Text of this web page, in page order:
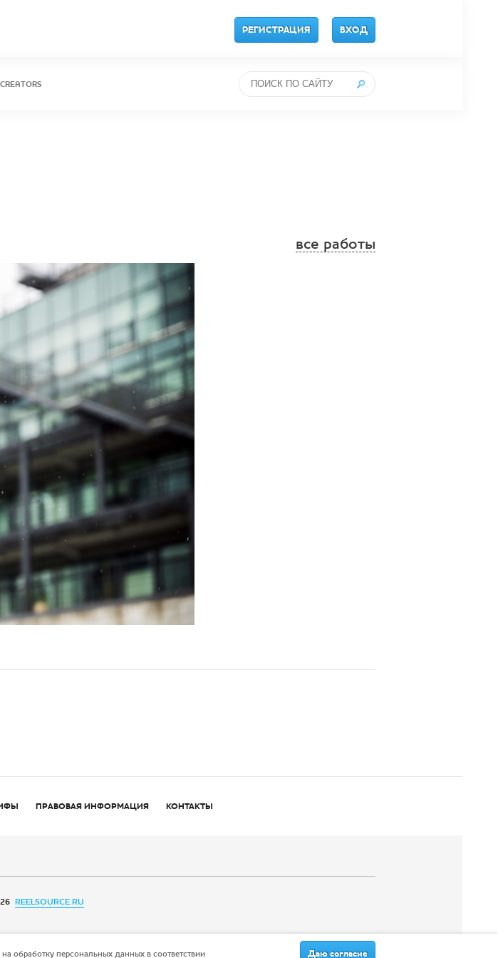
РЕГИСТРАЦИЯ ВХОД
все работы
ПРАВОВАЯ ИНФОРМАЦИЯ КОНТАКТЫ
REELSOURCE.RU
Даю согласие
обработку персональных данных в соответствии